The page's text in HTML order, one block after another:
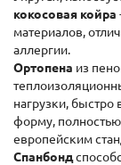
кокосовая койра
материалов,
аллергии.
Ортопена из
нагрузки, быстро
форму,
европейским
Спанбонд